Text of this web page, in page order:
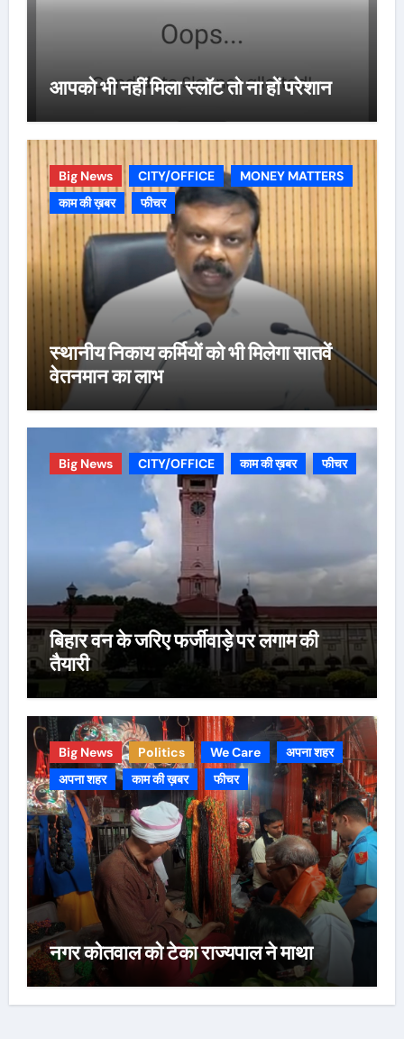
आपको भी नहीं मिला स्लॉट तो ना हों परेशान
Big News CITY/OFFICE
MONEY MATTERS
काम की ख़बर
फीचर
स्थानीय निकाय कर्मियों को भी मिलेगा सातवें
वेतनमान का लाभ
Big News CITY/OFFICE काम की ख़बर फीचर
बिहार वन के जरिए फर्जीवाड़े पर लगाम की
तैयारी
Big News Politics We Care
अपना शहर
अपना शहर
काम की ख़बर फीचर
नगर कोतवाल को टेका राज्यपाल ने माथा